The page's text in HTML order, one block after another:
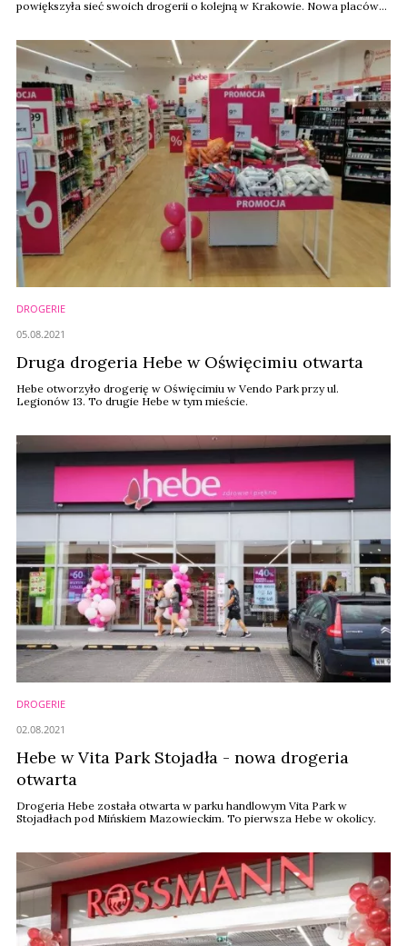
powiększyła sieć swoich drogerii o kolejną w Krakowie. Nowa placówka
DROGERIE
Druga drogeria Hebe w Oświęcimiu otwarta
Hebe otworzyło drogerię w Oświęcimiu w Vendo Park przy ul.
Legionów 13. To drugie Hebe w tym mieście.
05.08.2021
DROGERIE
Hebe w Vita Park Stojadła - nowa drogeria
otwarta
Drogeria Hebe została otwarta w parku handlowym Vita Park w
Stojadłach pod Mińskiem Mazowieckim. To pierwsza Hebe w okolicy.
02.08.2021